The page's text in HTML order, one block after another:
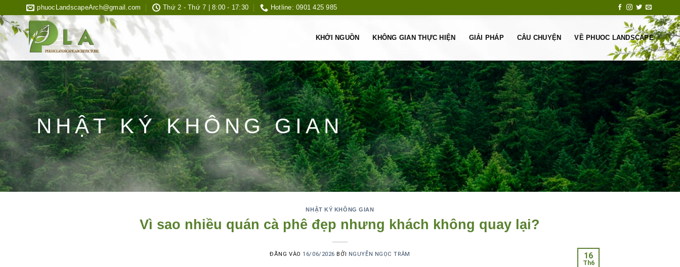
qua
nội
dung
phuocLandscapeArch@gmail.com Thứ 2 - Thứ 7 | 8:00 - 17:30 Hotline: 0901 425 985
KHỞI NGUỒN KHÔNG GIAN THỰC HIỆN GIẢI PHÁP CÂU CHUYỆN VỀ PHUOC LANDSCAPE
NHẬT KÝ KHÔNG GIAN
NHẬT KÝ KHÔNG GIAN
Vì sao nhiều quán cà phê đẹp nhưng khách không quay lại?
ĐĂNG VÀO16/06/2026 BỞI NGUYỄN NGỌC TRÂM 16
Th6